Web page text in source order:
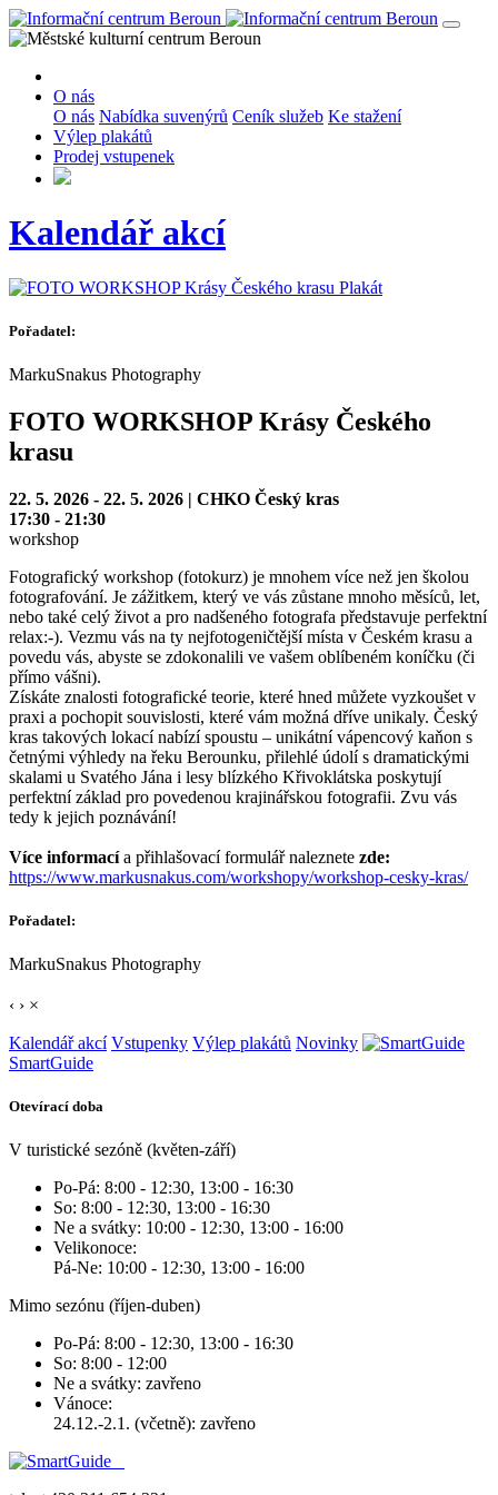
O nás
O nás Nabídka suvenýrů Ceník služeb Ke stažení
Výlep plakátů
Prodej vstupenek
Kalendář akcí
Plakát
Pořadatel:
MarkuSnakus Photography
FOTO WORKSHOP Krásy Českého
krasu
22. 5. 2026 - 22. 5. 2026 | CHKO Český kras
17:30 - 21:30
workshop
Fotografický workshop (fotokurz) je mnohem více než jen školou
fotografování. Je zážitkem, který ve vás zůstane mnoho měsíců, let,
nebo také celý život a pro nadšeného fotografa představuje perfektní
relax:-). Vezmu vás na ty nejfotogeničtější místa v Českém krasu a
povedu vás, abyste se zdokonalili ve vašem oblíbeném koníčku (či
přímo vášni).
Získáte znalosti fotografické teorie, které hned můžete vyzkoušet v
praxi a pochopit souvislosti, které vám možná dříve unikaly. Český
kras takových lokací nabízí spoustu – unikátní vápencový kaňon s
četnými výhledy na řeku Berounku, přilehlé údolí s dramatickými
skalami u Svatého Jána i lesy blízkého Křivoklátska poskytují
perfektní základ pro povedenou krajinářskou fotografii. Zvu vás
tedy k jejich poznávání!
Více informacía přihlašovací formulář naleznete zde:
https://www.markusnakus.com/workshopy/workshop-cesky-kras/
Pořadatel:
MarkuSnakus Photography
‹ › ×
Kalendář akcí Vstupenky Výlep plakátů Novinky
SmartGuide
Otevírací doba
V turistické sezóně (květen-září)
Po-Pá: 8:00 - 12:30, 13:00 - 16:30
So: 8:00 - 12:30, 13:00 - 16:30
Ne a svátky: 10:00 - 12:30, 13:00 - 16:00
Velikonoce:
Pá-Ne: 10:00 - 12:30, 13:00 - 16:00
Mimo sezónu (říjen-duben)
Po-Pá: 8:00 - 12:30, 13:00 - 16:30
So: 8:00 - 12:00
Ne a svátky: zavřeno
Vánoce:
24.12.-2.1. (včetně): zavřeno